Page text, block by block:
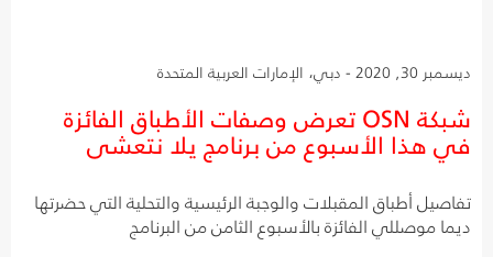
ديسمبر 30, 2020 - دبي، الإمارات العربية المتحدة
شبكة OSN تعرض وصفات الأطباق الفائزة
في هذا الأسبوع من برنامج يلا نتعشى
تفاصيل أطباق المقبلات والوجبة الرئيسية والتحلية التي حضرتها
ديما موصللي الفائزة بالأسبوع الثامن من البرنامج